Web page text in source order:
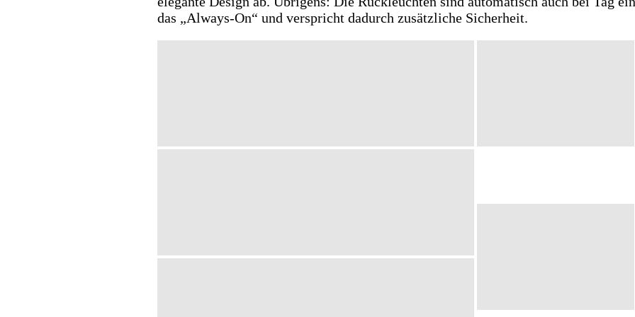
das „Always-On“ und verspricht dadurch zusätzliche Sicherheit.